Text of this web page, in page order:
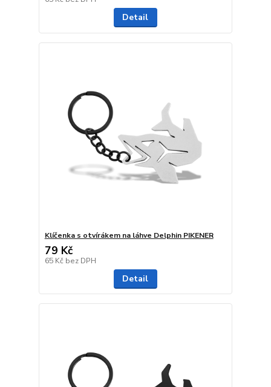
Detail
Klíčenka s otvírákem na láhve Delphin PIKENER
79 Kč
65 Kč bez DPH
Detail